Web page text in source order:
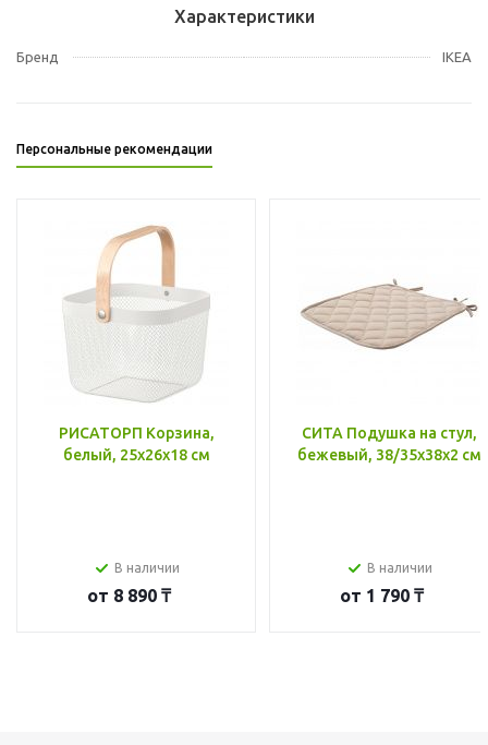
Характеристики
Бренд IKEA
Персональные рекомендации
РИСАТОРП Корзина,
белый, 25x26x18 см
В наличии
от 8 890 ₸
СИТА Подушка на стул,
бежевый, 38/35x38x2 см
В наличии
от 1 790 ₸